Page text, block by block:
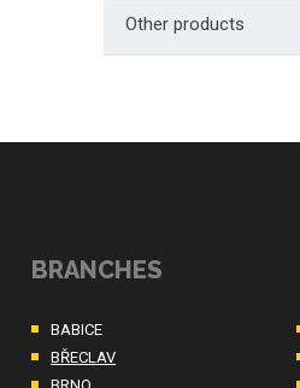
Other products
BRANCHES
BABICE
BŘECLAV